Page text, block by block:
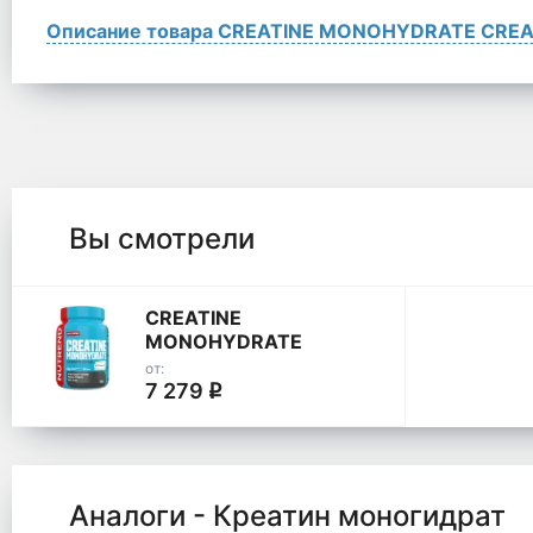
Описание товара CREATINE MONOHYDRATE
Вы смотрели
CREATINE
MONOHYDRATE
CREAPURE
от:
7 279 q
Аналоги - Креатин моногидрат